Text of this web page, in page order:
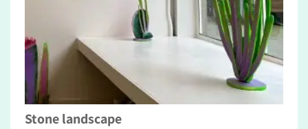
Stone landscape